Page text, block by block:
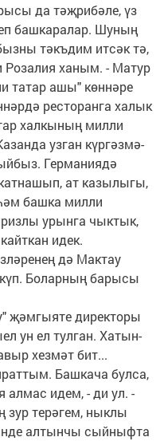
да тәҗрибәле, үз
башкаралар. Шуның
тәкъдим итсәк тә,
Розалия ханым. - Матур
татар ашы" көннәре
ресторанга халык
халкының милли
узган күргәзмә-
Германиядә
ат казылыгы,
башка милли
урынга чыктык,
идек.
дә Мактау
Боларның барысы
җәмгыяте директоры
ун ел тулган. Хатын-
хезмәт бит...
Башкача булса,
алмас идем, - ди ул. -
зур терәгем, ныклы
алтынчы сыйныфта